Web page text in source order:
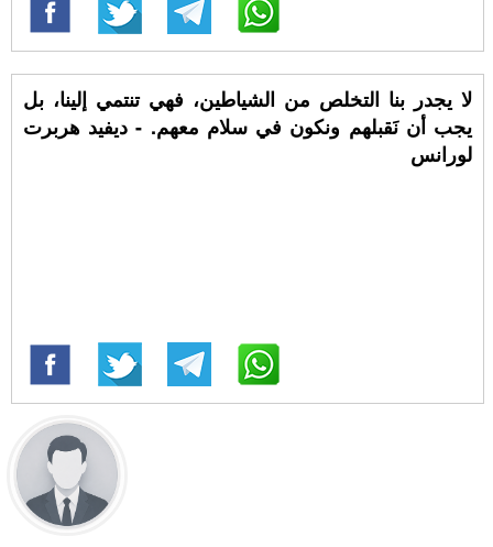
لا يجدر بنا التخلص من الشياطين، فهي تنتمي إلينا، بل
يجب أن نَقبلهم ونكون في سلام معهم. - ديفيد هربرت
لورانس